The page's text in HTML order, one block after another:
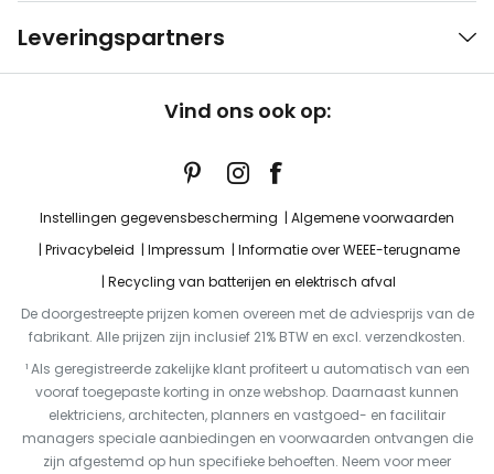
Leveringspartners
Vind ons ook op:
Instellingen gegevensbescherming
Algemene voorwaarden
Privacybeleid
Impressum
Informatie over WEEE-terugname
Recycling van batterijen en elektrisch afval
De doorgestreepte prijzen komen overeen met de adviesprijs van de
fabrikant. Alle prijzen zijn inclusief 21% BTW en excl. verzendkosten.
¹ Als geregistreerde zakelijke klant profiteert u automatisch van een
vooraf toegepaste korting in onze webshop. Daarnaast kunnen
elektriciens, architecten, planners en vastgoed- en facilitair
managers speciale aanbiedingen en voorwaarden ontvangen die
zijn afgestemd op hun specifieke behoeften. Neem voor meer